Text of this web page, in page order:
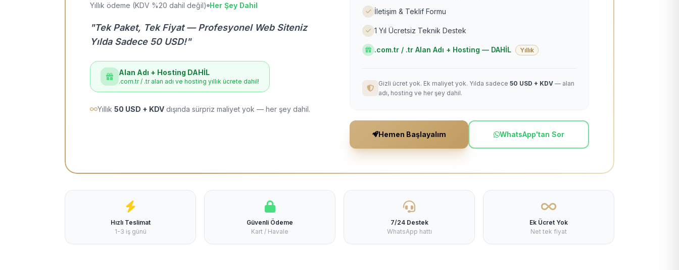
Yıllık ödeme (KDV %20 dahil değil) Her Şey Dahil
"Tek Paket, Tek Fiyat — Profesyonel Web Siteniz
Yılda Sadece 50 USD!"
Alan Adı + Hosting DAHİL
.com.tr / .tr alan adı ve hosting yıllık ücrete dahil!
Yıllık 50 USD + KDV dışında sürpriz maliyet yok — her şey dahil.
İletişim & Teklif Formu
1 Yıl Ücretsiz Teknik Destek
.com.tr / .tr Alan Adı + Hosting — DAHİL Yıllık
Gizli ücret yok. Ek maliyet yok. Yılda sadece 50 USD + KDV — alan
adı, hosting ve her şey dahil.
Hemen Başlayalım WhatsApp'tan Sor
Hızlı Teslimat
1-3 iş günü
Güvenli Ödeme
Kart / Havale
7/24 Destek
WhatsApp hattı
Ek Ücret Yok
Net tek fiyat